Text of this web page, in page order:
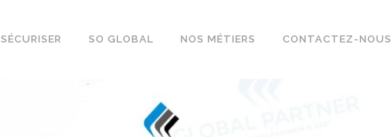
SÉCURISER SO GLOBAL NOS MÉTIERS CONTACTEZ-NOUS